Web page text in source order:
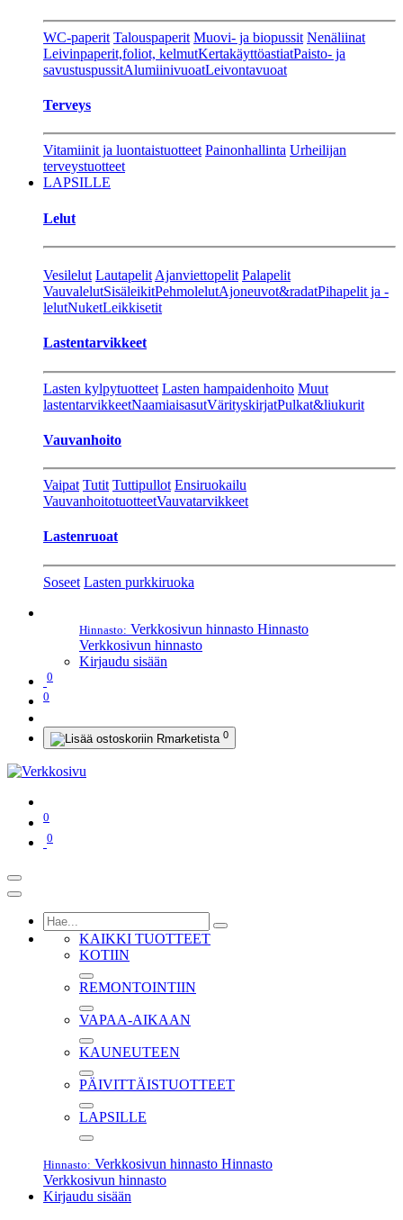
WC-paperit Talouspaperit Muovi- ja biopussit Nenäliinat
Leivinpaperit,foliot, kelmutKertakäyttöastiatPaisto- ja
savustuspussitAlumiinivuoatLeivontavuoat
Terveys
Vitamiinit ja luontaistuotteet Painonhallinta Urheilijan
terveystuotteet
LAPSILLE
Lelut
Vesilelut Lautapelit Ajanviettopelit Palapelit
VauvalelutSisäleikitPehmolelutAjoneuvot&radatPihapelit ja -
lelutNuketLeikkisetit
Lastentarvikkeet
Lasten kylpytuotteet Lasten hampaidenhoito Muut
lastentarvikkeetNaamiaisasutVärityskirjatPulkat&liukurit
Vauvanhoito
Vaipat Tutit Tuttipullot Ensiruokailu
VauvanhoitotuotteetVauvatarvikkeet
Lastenruoat
Soseet Lasten purkkiruoka
Hinnasto: Verkkosivun hinnasto Hinnasto
Verkkosivun hinnasto
Kirjaudu sisään
0
0
0
0
0
KAIKKI TUOTTEET
KOTIIN
REMONTOINTIIN
VAPAA-AIKAAN
KAUNEUTEEN
PÄIVITTÄISTUOTTEET
LAPSILLE
Hinnasto: Verkkosivun hinnasto Hinnasto
Verkkosivun hinnasto
Kirjaudu sisään